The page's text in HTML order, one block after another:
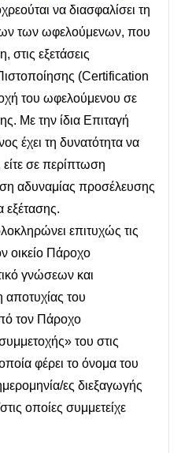
να διασφαλίσει τη
των ωφελούμενων, που
στις εξετάσεις
(Certification
του ωφελούμενου σε
Με την ίδια Επιταγή
έχει τη δυνατότητα να
είτε σε περίπτωση
αδυναμίας προσέλευσης
εξέτασης.
επιτυχώς τις
οικείο Πάροχο
γνώσεων και
αποτυχίας του
τον Πάροχο
του στις
φέρει το όνομα του
ες διεξαγωγής
οποίες συμμετείχε